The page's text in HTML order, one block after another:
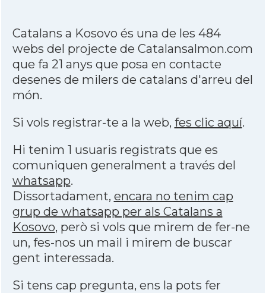
Catalans a Kosovo és una de les 484
webs del projecte de Catalansalmon.com
que fa 21 anys que posa en contacte
desenes de milers de catalans d'arreu del
món.
Si vols registrar-te a la web, fes clic aquí.
Hi tenim 1 usuaris registrats que es
comuniquen generalment a través del
whatsapp.
Dissortadament, encara no tenim cap
grup de whatsapp per als Catalans a
Kosovo, però si vols que mirem de fer-ne
un, fes-nos un mail i mirem de buscar
gent interessada.
Si tens cap pregunta, ens la pots fer